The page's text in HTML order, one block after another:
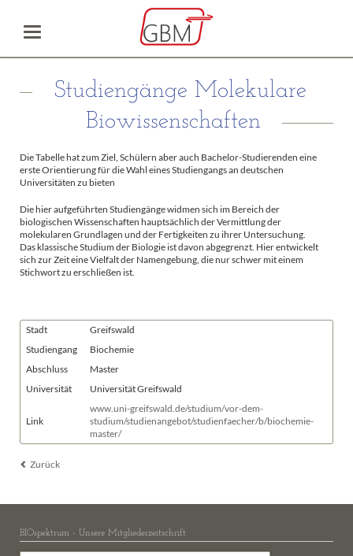
Studiengänge Molekulare
Biowissenschaften
Die Tabelle hat zum Ziel, Schülern aber auch Bachelor-Studierenden eine
erste Orientierung für die Wahl eines Studiengangs an deutschen
Universitäten zu bieten
Die hier aufgeführten Studiengänge widmen sich im Bereich der
biologischen Wissenschaften hauptsächlich der Vermittlung der
molekularen Grundlagen und der Fertigkeiten zu ihrer Untersuchung.
Das klassische Studium der Biologie ist davon abgegrenzt. Hier entwickelt
sich zur Zeit eine Vielfalt der Namengebung, die nur schwer mit einem
Stichwort zu erschließen ist.
Stadt
Greifswald
Studiengang
Biochemie
Abschluss
Master
Universität
Universität Greifswald
Link
www.uni-greifswald.de/studium/vor-dem-
studium/studienangebot/studienfaecher/b/biochemie-
master/
Zurück
BIOspektrum - Unsere Mitgliederzeitschrift